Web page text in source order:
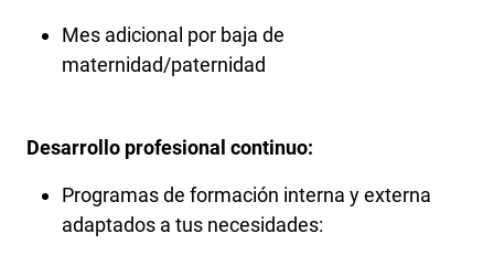
Mes adicional por baja de
maternidad/paternidad
Desarrollo profesional continuo:
Programas de formación interna y externa
adaptados a tus necesidades: